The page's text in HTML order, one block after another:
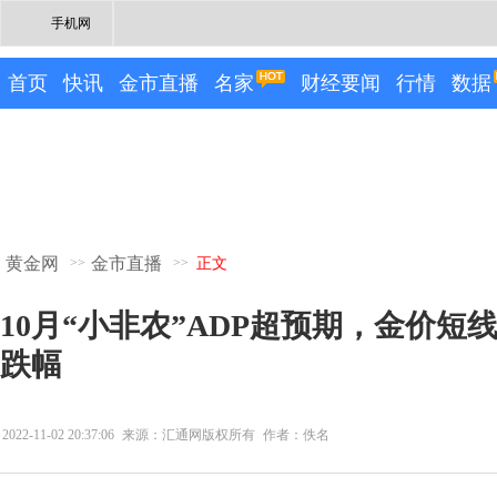
手机网
首页 快讯 金市直播 名家 财经要闻 行情 数据
黄金网 >> 金市直播 >> 正文
10月“小非农”ADP超预期，金价短
跌幅
2022-11-02 20:37:06 来源：汇通网版权所有 作者：佚名